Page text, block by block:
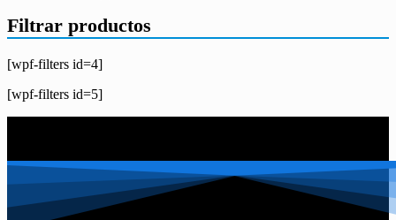
Filtrar productos
[wpf-filters id=4]
[wpf-filters id=5]